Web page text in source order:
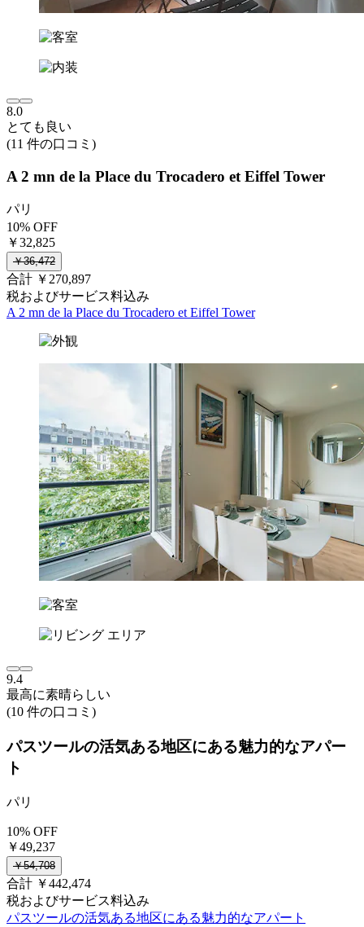
8.0
とても良い
(11 件の口コミ)
A 2 mn de la Place du Trocadero et Eiffel Tower
パリ
10% OFF
￥32,825
￥36,472
合計 ￥270,897
税およびサービス料込み
A 2 mn de la Place du Trocadero et Eiffel Tower
9.4
最高に素晴らしい
(10 件の口コミ)
パスツールの活気ある地区にある魅力的なアパー
ト
パリ
10% OFF
￥49,237
￥54,708
合計 ￥442,474
税およびサービス料込み
パスツールの活気ある地区にある魅力的なアパート